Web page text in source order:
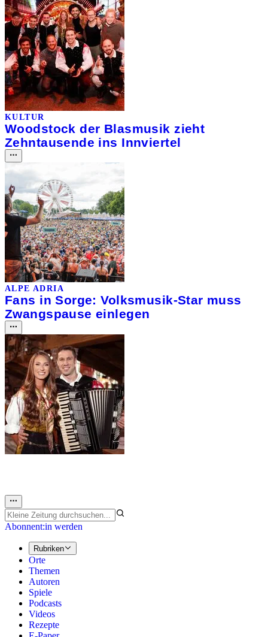
KULTUR
Woodstock der Blasmusik zieht
Zehntausende ins Innviertel
ALPE ADRIA
Fans in Sorge: Volksmusik-Star muss
Zwangspause einlegen
Abonnent:in werden
Rubriken
Orte
Themen
Autoren
Spiele
Podcasts
Videos
Rezepte